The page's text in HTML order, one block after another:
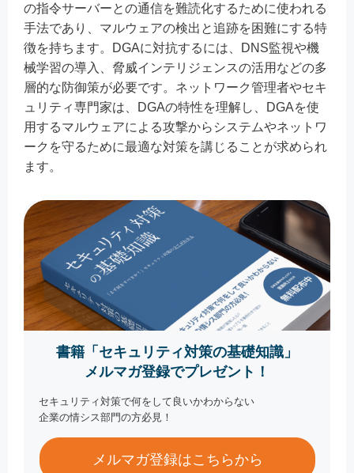
の指令サーバーとの通信を難読化するために使われる
手法であり、マルウェアの検出と追跡を困難にする特
徴を持ちます。DGAに対抗するには、DNS監視や機
械学習の導入、脅威インテリジェンスの活用などの多
層的な防御策が必要です。ネットワーク管理者やセキ
ュリティ専門家は、DGAの特性を理解し、DGAを使
用するマルウェアによる攻撃からシステムやネットワ
ークを守るために最適な対策を講じることが求められ
ます。
書籍「セキュリティ対策の基礎知識」
メルマガ登録でプレゼント！
セキュリティ対策で何をして良いかわからない
企業の情シス部門の方必見！
メルマガ登録はこちらから